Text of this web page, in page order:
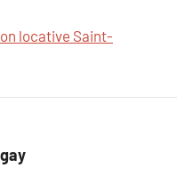
locative Saint-